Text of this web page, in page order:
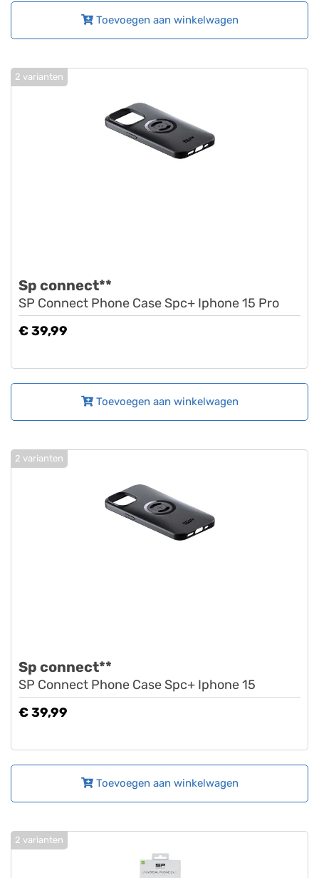
Toevoegen aan winkelwagen
Sp connect**
SP Connect Phone Case Spc+ Iphone 15 Pro
2 varianten
€ 39,99
Toevoegen aan winkelwagen
Sp connect**
SP Connect Phone Case Spc+ Iphone 15
2 varianten
€ 39,99
Toevoegen aan winkelwagen
2 varianten